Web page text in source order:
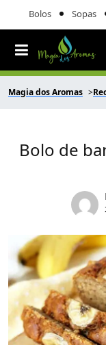
Bolos Sopas
Magia dos Aromas
Bolo de